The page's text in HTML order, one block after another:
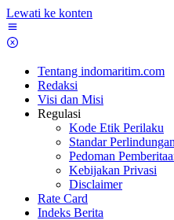
Lewati ke konten
Tentang indomaritim.com
Redaksi
Visi dan Misi
Regulasi
Kode Etik Perilaku
Standar
Pedoman
Kebijakan Privasi
Disclaimer
Rate Card
Indeks Berita